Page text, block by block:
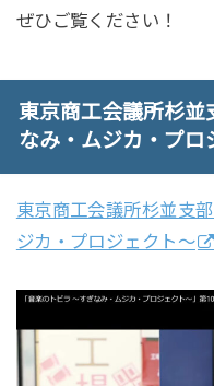
ぜひご覧ください！
東京商工会議所杉
なみ・ムジカ・プロ
東京商工会議所杉並支
ジカ・プロジェクト～